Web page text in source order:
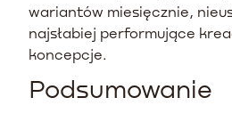
wariantów miesięcznie,
najsłabiej performujące
koncepcje.
Podsumowanie